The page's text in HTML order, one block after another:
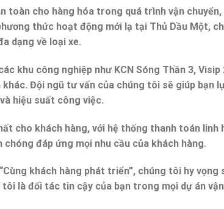
toàn cho hàng hóa trong quá trình vận chuyển,
thức hoạt động mới lạ tại Thủ Dầu Một,
dạng về loại xe.
khu công nghiệp như KCN Sóng Thần 3, Visip
Đội ngũ tư vấn của chúng tôi sẽ giúp bạn
hiệu suất công việc.
cho khách hàng, với hệ thống thanh toán linh
đáp ứng mọi nhu cầu của khách hàng.
khách hàng phát triển”, chúng tôi hy vọng
là đối tác tin cậy của bạn trong mọi dự án